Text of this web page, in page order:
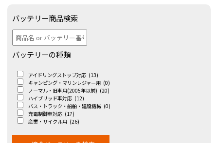
バッテリー商品検索
バッテリーの種類
アイドリングストップ対応 (13)
キャンピング・マリンレジャー用 (0)
ノーマル・旧車用(2005年以前) (20)
ハイブリッド車対応 (12)
バス・トラック・船舶・建設機械 (0)
充電制御車対応 (17)
産業・サイクル用 (26)